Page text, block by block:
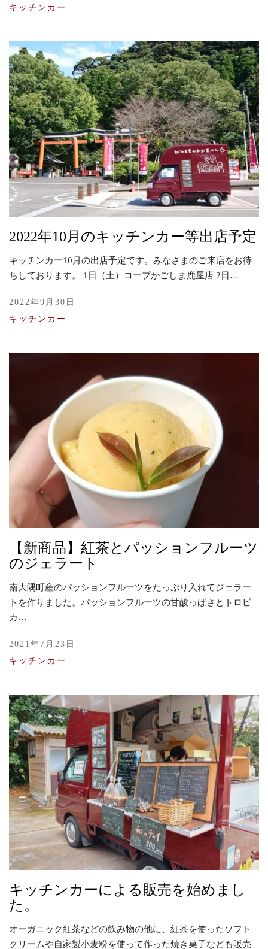
キッチンカー
2022年10月のキッチンカー等出店予定
キッチンカー10月の出店予定です。みなさまのご来店をお待
ちしております。 1日（土）コープかごしま鹿屋店 2日…
2022年9月30日
キッチンカー
【新商品】紅茶とパッションフルーツ
のジェラート
南大隅町産のパッションフルーツをたっぷり入れてジェラー
トを作りました。パッションフルーツの甘酸っぱさとトロピ
カ…
2021年7月23日
キッチンカー
キッチンカーによる販売を始めまし
た。
オーガニック紅茶などの飲み物の他に、紅茶を使ったソフト
クリームや自家製小麦粉を使って作った焼き菓子なども販売